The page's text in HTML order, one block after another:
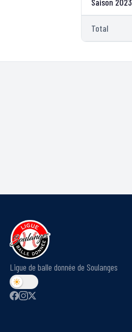
Total
Ligue de balle donnée de Soulanges